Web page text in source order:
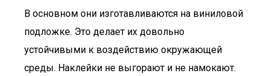
В основном они изготавливаются на виниловой
подложке. Это делает их довольно
устойчивыми к воздействию окружающей
среды. Наклейки не выгорают и не намокают.